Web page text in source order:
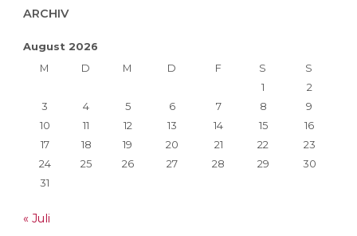
ARCHIV
August 2026
M
D M D F S
S
1
2
3
4 5 6 7 8
9
10
11 12 13 14 15
16
17
18 19 20 21 22
23
24
25 26 27 28 29
30
31
« Juli